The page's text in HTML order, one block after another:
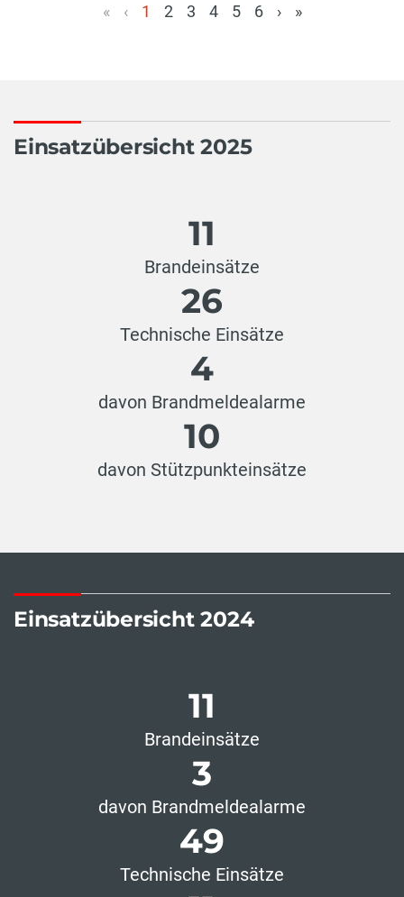
« ‹
1
2 3 4 5 6 › »
Einsatzübersicht 2025
11
Brandeinsätze
26
Technische Einsätze
4
davon Brandmeldealarme
10
davon Stützpunkteinsätze
Einsatzübersicht 2024
11
Brandeinsätze
3
davon Brandmeldealarme
49
Technische Einsätze